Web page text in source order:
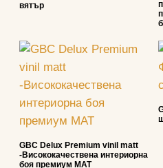
вятър
GBC Delux Premium vinil matt
-Висококачествена интериорна
боя премиум МАТ